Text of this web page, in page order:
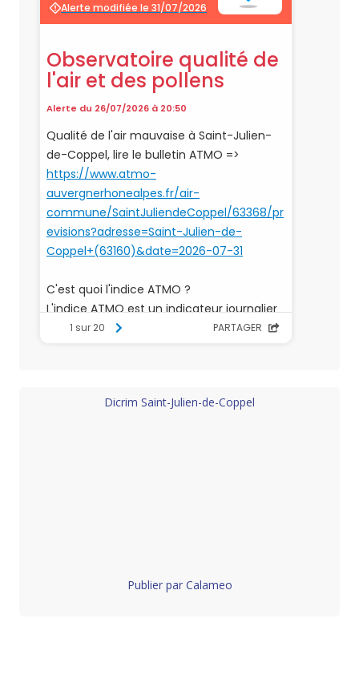
Dicrim Saint-Julien-de-Coppel
Publier par Calameo